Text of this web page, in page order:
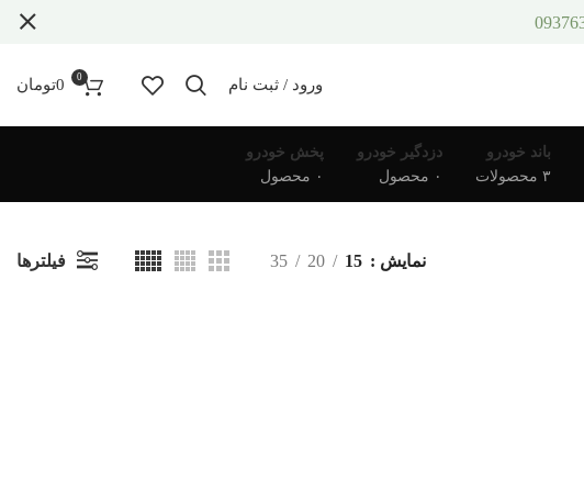
ورود / ثبت نام 0
0تومان
باند خودرو
۳ محصولات
دزدگیر خودرو
۰ محصول
پخش خودرو
۰ محصول
نمایش 15
20
35 فیلترها